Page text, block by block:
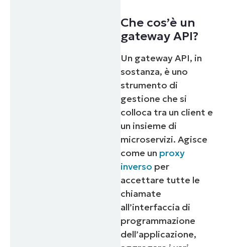
Che cos’è un
gateway API?
Un gateway API, in
sostanza, è uno
strumento di
gestione che si
colloca tra un client e
un insieme di
microservizi. Agisce
come un proxy
inverso per
accettare tutte le
chiamate
all’interfaccia di
programmazione
dell’applicazione,